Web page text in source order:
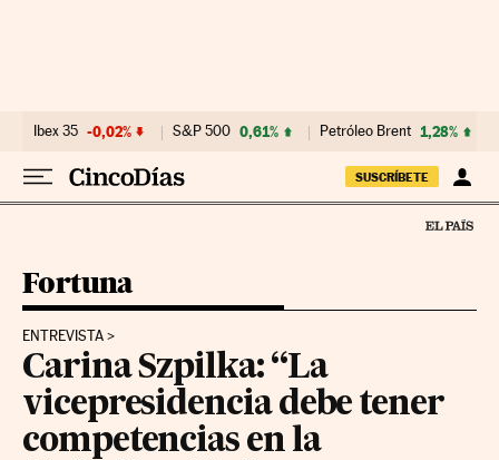
Ibex 35 -0,02% S&P 500 0,61% Petróleo Brent 1,28%
SUSCRÍBETE
Fortuna
ENTREVISTA
Carina Szpilka: “La
vicepresidencia debe tener
competencias en la